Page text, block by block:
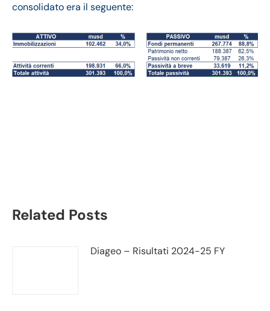
consolidato era il seguente:
Related Posts
Diageo – Risultati 2024-25 FY